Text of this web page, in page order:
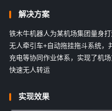
解决方案
铁木牛机器人为某机场集团量身
无人牵引车+自动拖挂拖斗系统，
充电等协同作业体系，实现了机
快速无人转运
实现效果